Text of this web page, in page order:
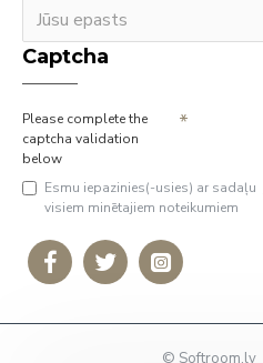
Captcha
Please complete the
captcha validation
below
Esmu iepazinies(-usies) ar sadaļu
visiem minētajiem noteikumiem
© Softroom.lv